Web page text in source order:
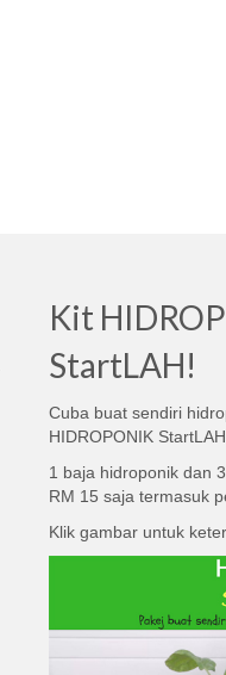
Kit
StartLAH!
Cuba buat sendiri
HIDROPONIK
1 baja hidroponik dan
RM 15 saja termasuk
Klik gambar untuk